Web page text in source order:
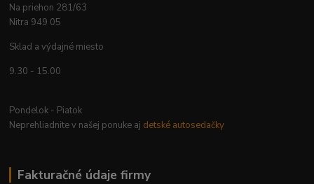
Na priehon 281/63
Nitra 949 05
Sklad a výdajné miesto
9.30 - 15.00
Pondelok - Piatok
Neprehliadnite v našej ponuke aj detské autosedačky
Fakturačné údaje firmy